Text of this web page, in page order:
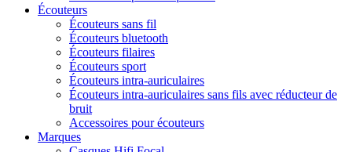
Écouteurs
Écouteurs sans fil
Écouteurs bluetooth
Écouteurs filaires
Écouteurs sport
Écouteurs intra-auriculaires
Écouteurs intra-auriculaires sans fils avec réducteur de
bruit
Accessoires pour écouteurs
Marques